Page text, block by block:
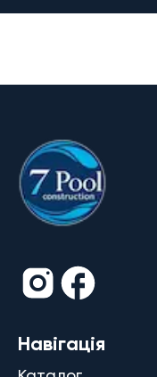
Навігація